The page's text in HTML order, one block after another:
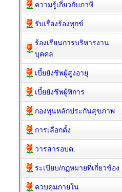
ความรู้เกี่ยวกับภาษี
รับเรื่องร้องทุกข์
ร้องเรียนการบริหารงาน
บุคคล
เบี้ยยังชีพผู้สูงอายุ
เบี้ยยังชีพผู้พิการ
กองทุนหลักประกันสุขภาพ
การเลือกตั้ง
วารสารอบต.
ระเบียบ/กฏหมายที่เกี่ยวข้อง
ควบคุมภายใน